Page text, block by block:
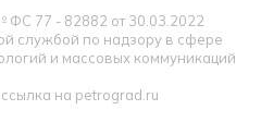
77 - 82882 от 30.03.2022
службой по надзору в сфере
и массовых коммуникаций
на petrograd.ru